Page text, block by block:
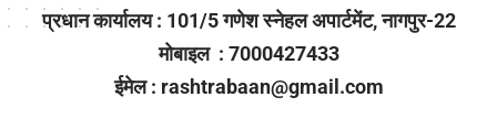
प्रधान कार्यालय : 101/5 गणेश स्नेहल अपार्टमेंट, नागपुर-22
मोबाइल : 7000427433
ईमेल : rashtrabaan@gmail.com